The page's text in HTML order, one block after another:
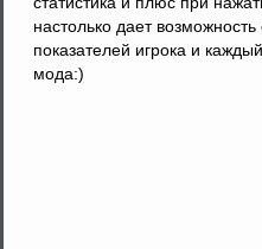
настолько дает
показателей игрока и
мода:)